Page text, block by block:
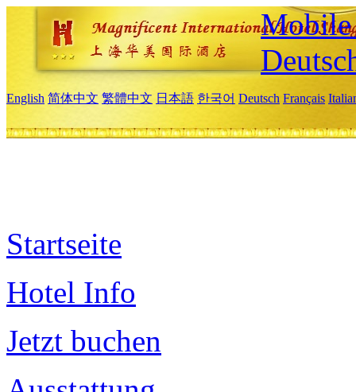
Mobile
English 简体中文 繁體中文 日本語 한국어 Deutsch Français
Startseite
Hotel Info
Jetzt buchen